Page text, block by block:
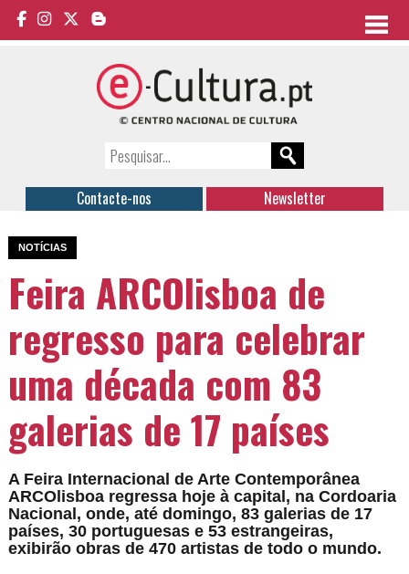
Contacte-nos Newsletter
NOTÍCIAS
Feira ARCOlisboa de
regresso para celebrar
uma década com 83
galerias de 17 países
A Feira Internacional de Arte Contemporânea
ARCOlisboa regressa hoje à capital, na Cordoaria
Nacional, onde, até domingo, 83 galerias de 17
países, 30 portuguesas e 53 estrangeiras,
exibirão obras de 470 artistas de todo o mundo.